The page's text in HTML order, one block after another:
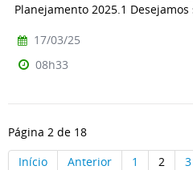
Planejamento 2025.1 Desejamos
17/03/25
08h33
Página 2 de 18
Início
Anterior 1 2 3